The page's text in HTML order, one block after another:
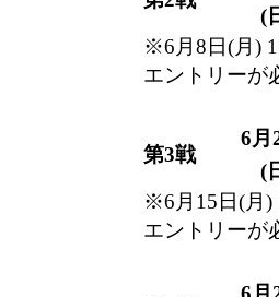
(
※6月8日(月)
エントリーが
第3戦
6月
(
※6月15日(月)
エントリーが